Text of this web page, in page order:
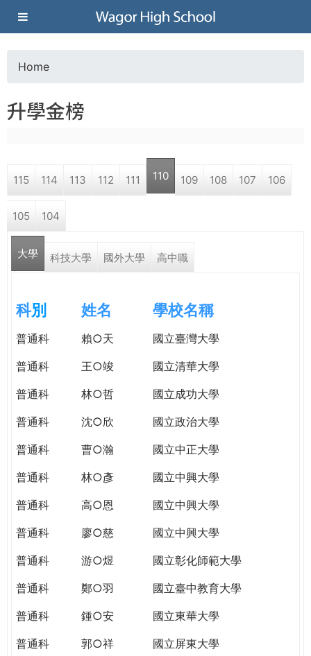
Jump to navigation
葳
格
高
學
格。
WAGOR
TODAY
THE
WORLD
o
a
r
e
e
r
e
Home
升學金榜
115 114 113 112 111 110 109 108 107 106
105 104
大學 科技大學 國外大學 高中職
科別 姓名 學校名稱
普通科 賴○天
國立臺灣大學
普通科
王○竣
國立清華大學
普通科
林○哲
國立成功大學
普通科
沈○欣
國立政治大學
普通科
曹○瀚
國立中正大學
普通科
林○彥
國立中興大學
普通科
高○恩
國立中興大學
普通科
廖○慈
國立中興大學
普通科
游○煜
國立彰化師範大學
普通科
鄭○羽
國立臺中教育大學
普通科
鍾○安
國立東華大學
普通科
郭○祥
國立屏東大學